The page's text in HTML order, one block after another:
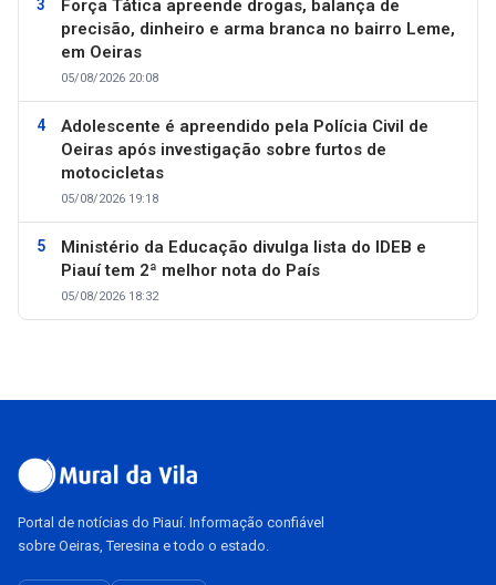
Força Tática apreende drogas, balança de
precisão, dinheiro e arma branca no bairro Leme,
em Oeiras
05/08/2026 20:08
Adolescente é apreendido pela Polícia Civil de
Oeiras após investigação sobre furtos de
motocicletas
05/08/2026 19:18
Ministério da Educação divulga lista do IDEB e
Piauí tem 2ª melhor nota do País
05/08/2026 18:32
Portal de notícias do Piauí. Informação confiável
sobre Oeiras, Teresina e todo o estado.